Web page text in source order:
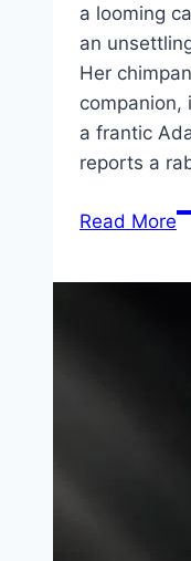
a looming
an
Her
companion,
a frantic
reports a
Read More